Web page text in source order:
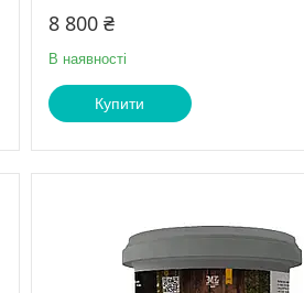
8 800 ₴
В наявності
Купити